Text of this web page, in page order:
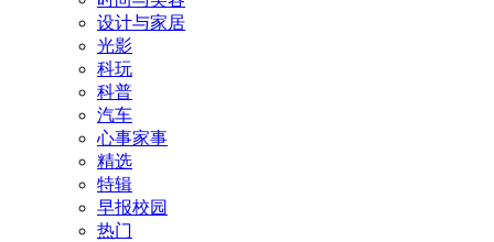
设计与家居
光影
科玩
科普
汽车
心事家事
精选
特辑
早报校园
热门